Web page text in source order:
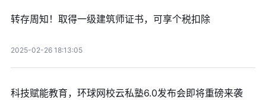
转存周知！取得一级建筑师证书，可享个税扣除
2025-02-26 18:13:05
科技赋能教育，环球网校云私塾6.0发布会即将重磅来袭